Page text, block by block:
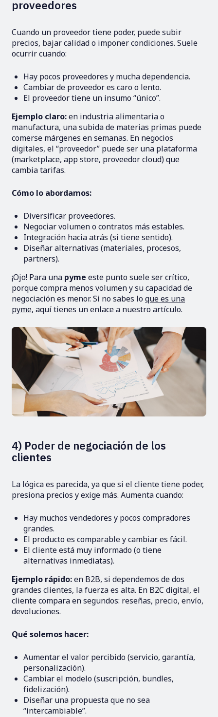
proveedores
Cuando un proveedor tiene poder, puede subir
precios, bajar calidad o imponer condiciones. Suele
ocurrir cuando:
Hay pocos proveedores y mucha dependencia.
Cambiar de proveedor es caro o lento.
El proveedor tiene un insumo “único”.
Ejemplo claro:en industria alimentaria o
manufactura, una subida de materias primas puede
comerse márgenes en semanas. En negocios
digitales, el “proveedor” puede ser una plataforma
(marketplace, app store, proveedor cloud) que
cambia tarifas.
Cómo lo abordamos:
Diversificar proveedores.
Negociar volumen o contratos más estables.
Integración hacia atrás (si tiene sentido).
Diseñar alternativas (materiales, procesos,
partners).
¡Ojo! Para una pyme este punto suele ser crítico,
porque compra menos volumen y su capacidad de
negociación es menor. Si no sabes loque es una
pyme, aquí tienes un enlace a nuestro artículo.
4) Poder de negociación de los
clientes
La lógica es parecida, ya que si el cliente tiene poder,
presiona precios y exige más. Aumenta cuando:
Hay muchos vendedores y pocos compradores
grandes.
El producto es comparable y cambiar es fácil.
El cliente está muy informado (o tiene
alternativas inmediatas).
Ejemplo rápido:en B2B, si dependemos de dos
grandes clientes, la fuerza es alta. En B2C digital, el
cliente compara en segundos: reseñas, precio, envío,
devoluciones.
Qué solemos hacer:
Aumentar el valor percibido (servicio, garantía,
personalización).
Cambiar el modelo (suscripción, bundles,
fidelización).
Diseñar una propuesta que no sea
“intercambiable”.